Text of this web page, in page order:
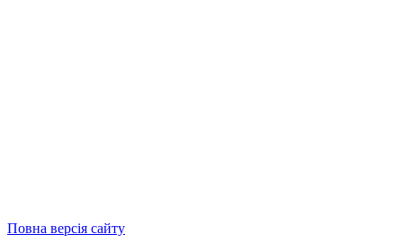
Повна версія сайту